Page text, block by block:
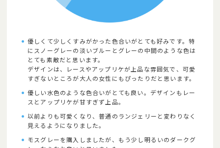
優しくて少しくすみがかった色合いがとても好みです。特
にスノーグレーの淡いブルーとグレーの中間のような色は
とても素敵だと思います。
デザインは、レースやアップリケが上品な雰囲気で、可愛
すぎないところが大人の女性にもぴったりだと思います。
優しい水色のような色合いがとても良い。デザインもレー
スとアップリケが甘すぎず上品。
以前よりも可愛くなり、普通のランジェリーと変わりなく
見えるようになりました。
モスグレーを購入しましたが、もう少し明るいのダークグ